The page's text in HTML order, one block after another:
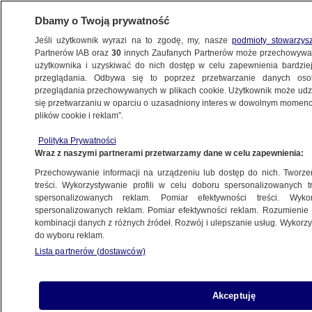
BIZNES
ZE ŚWIATA
zapytania
29.03.2023, 11:35
Udostępnij
Sztuczna inteligencja może zastąpić
Goldman Sachs, który opisuje BBC.
Dbamy o Twoją prywatność
Jeśli użytkownik wyrazi na to zgodę, my, naszepodmioty
Partnerów IAB oraz30 innych Zaufanych Partnerów może
użytkownika i uzyskiwać do nich dostęp w celu zapewnienia
przeglądania. Odbywa się to poprzez przetwarzanie danych
przeglądania przechowywanych w plikach cookie. Użytkownik może
się przetwarzaniu w oparciu o uzasadniony interes w dowolnym
plików cookie i reklam”.
Polityka Prywatności
Wraz z naszymi partnerami przetwarzamy dane w celu zapewnienia:
Przechowywanie informacji na urządzeniu lub dostęp do nich.
treści. Wykorzystywanie profili w celu doboru spersonalizowanych
spersonalizowanych reklam. Pomiar efektywności treści.
spersonalizowanych reklam. Pomiar efektywności reklam.
kombinacji danych z różnych źródeł. Rozwój i ulepszanie usług.
do wyboru reklam.
Lista partnerów (dostawców)
Akceptuję